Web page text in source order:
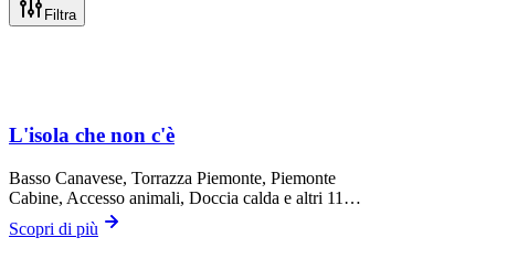
Filtra
L'isola che non c'è
Basso Canavese, Torrazza Piemonte, Piemonte
Cabine, Accesso animali, Doccia calda e altri 11…
Scopri di più